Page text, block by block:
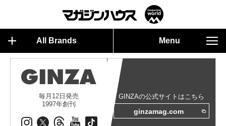
All Brands Menu
毎月12日発売
1997年創刊
GINZAの公式サイトはこちら
ginzamag.com